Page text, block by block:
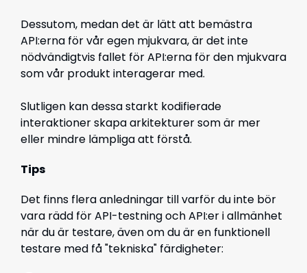
Dessutom, medan det är lätt att bemästra
API:erna för vår egen mjukvara, är det inte
nödvändigtvis fallet för API:erna för den mjukvara
som vår produkt interagerar med.
Slutligen kan dessa starkt kodifierade
interaktioner skapa arkitekturer som är mer
eller mindre lämpliga att förstå.
Tips
Det finns flera anledningar till varför du inte bör
vara rädd för API-testning och API:er i allmänhet
när du är testare, även om du är en funktionell
testare med få "tekniska" färdigheter: